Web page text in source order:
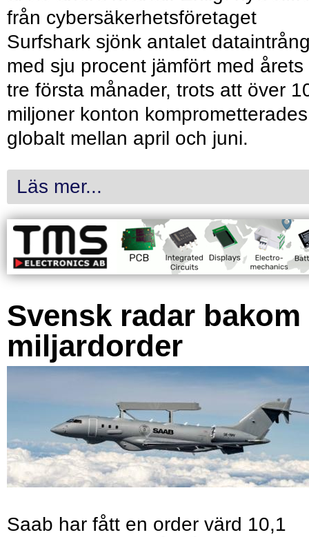
från cybersäkerhetsföretaget
Surfshark sjönk antalet
med sju procent jämfört med årets
tre första månader, trots att över
miljoner konton komprometterades
globalt mellan april och juni.
Läs mer...
Svensk radar bakom
miljardorder
Saab har fått en order värd 10,1